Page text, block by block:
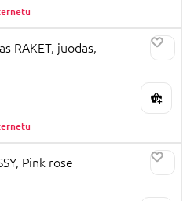
RAKET, juodas,
Pink rose